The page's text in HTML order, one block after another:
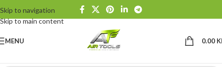
Skip to navigation
Skip to main content
MENU 0.00